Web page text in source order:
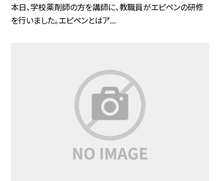
本日、学校薬剤師の方を講師に、教職員がエピペンの研修
を行いました。エピペンとはア...